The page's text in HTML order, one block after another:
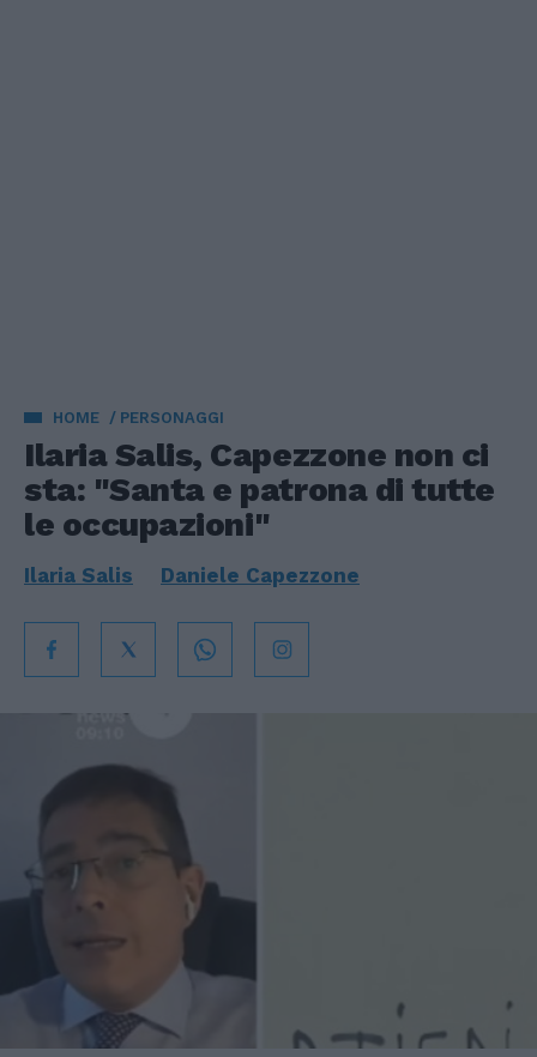
HOME PERSONAGGI
Ilaria Salis, Capezzone non ci
sta: "Santa e patrona di tutte
le occupazioni"
Ilaria Salis Daniele Capezzone